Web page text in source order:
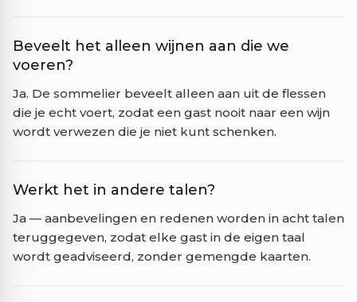
Beveelt het alleen wijnen aan die we
voeren?
Ja. De sommelier beveelt alleen aan uit de flessen
die je echt voert, zodat een gast nooit naar een wijn
wordt verwezen die je niet kunt schenken.
Werkt het in andere talen?
Ja — aanbevelingen en redenen worden in acht talen
teruggegeven, zodat elke gast in de eigen taal
wordt geadviseerd, zonder gemengde kaarten.